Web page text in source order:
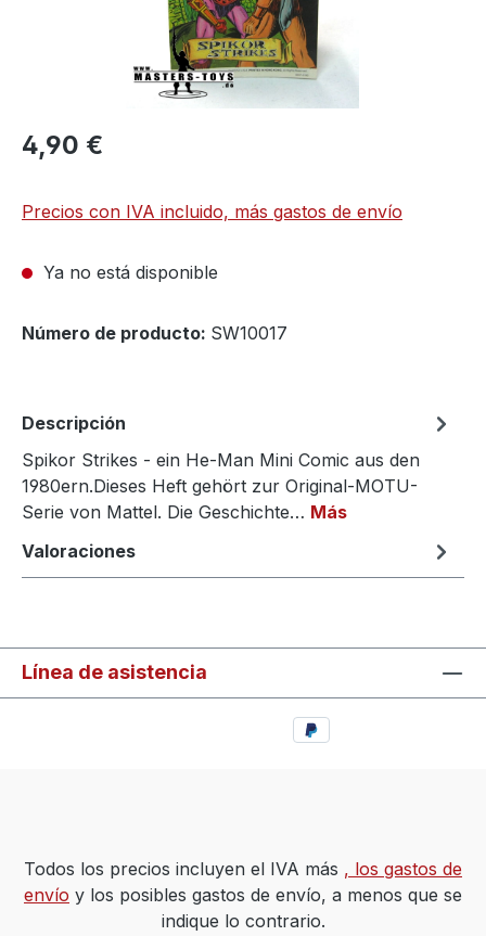
4,90 €
Precios con IVA incluido, más gastos de envío
Ya no está disponible
Número de producto: SW10017
Descripción
Spikor Strikes - ein He-Man Mini Comic aus den
1980ern.Dieses Heft gehört zur Original-MOTU-
Serie von Mattel. Die Geschichte… Más
Valoraciones
Línea de asistencia
Todos los precios incluyen el IVA más , los gastos de
envío y los posibles gastos de envío, a menos que se
indique lo contrario.